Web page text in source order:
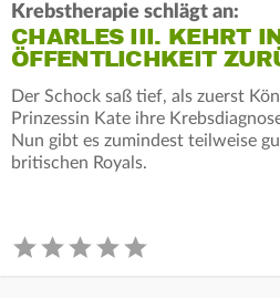
Krebstherapie schlägt an:
CHARLES III. KEHRT
ÖFFENTLICHKEIT
Der Schock saß tief, als zuerst
Prinzessin Kate ihre
Nun gibt es zumindest teilweise
britischen Royals.